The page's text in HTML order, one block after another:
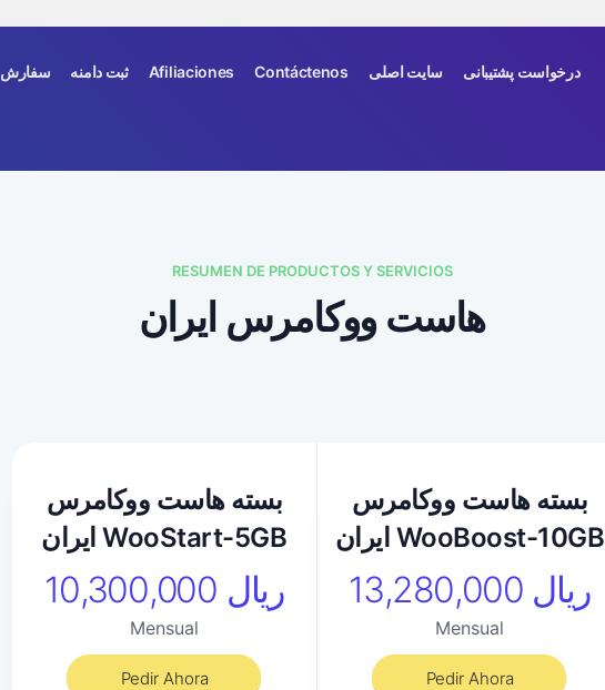
سفارش ثبت دامنه Afiliaciones Contáctenos سایت اصلی درخواست پشتیبانی
RESUMEN DE PRODUCTOS Y SERVICIOS
هاست ووکامرس ایران
بسته هاست ووکامرس
ایران WooStart-5GB
10,300,000 ریال
Mensual
Pedir Ahora
بسته هاست ووکامرس
ایران WooBoost-10GB
13,280,000 ریال
Mensual
Pedir Ahora